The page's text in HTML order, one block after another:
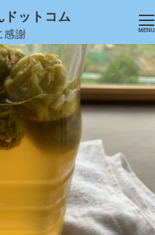
ドットコム
感謝 MENU